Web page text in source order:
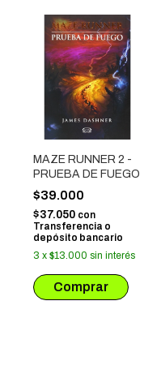
MAZE RUNNER 2 -
PRUEBA DE FUEGO
$39.000
$37.050 con
Transferencia o
depósito bancario
3 x $13.000 sin interés